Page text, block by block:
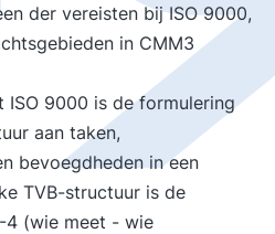
der vereisten bij ISO 9000,
in CMM3
ISO 9000 is de formulering
aan taken,
bevoegdheden in een
TVB-structuur is de
4 (wie meet - wie